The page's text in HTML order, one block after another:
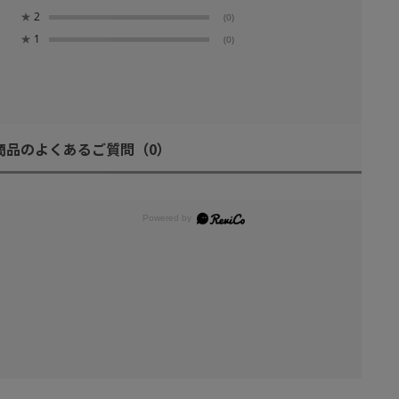
★ 2 (0)
★ 1 (0)
品のよくあるご質問 （0）